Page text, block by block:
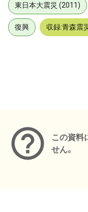
東日本大震災 (2011)
復興 収録:青森震
この資料
せん。